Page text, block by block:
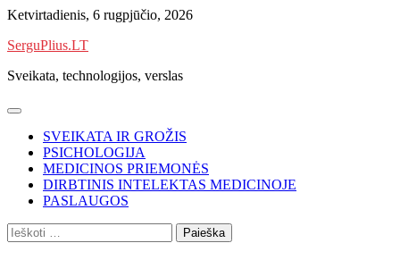
Skip
content
Ketvirtadienis, 6 rugpjūčio, 2026
SerguPlius.LT
Sveikata, technologijos, verslas
SVEIKATA IR GROŽIS
PSICHOLOGIJA
MEDICINOS PRIEMONĖS
DIRBTINIS INTELEKTAS MEDICINOJE
PASLAUGOS
Ieškoti: